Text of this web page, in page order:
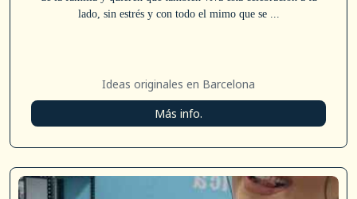
lado, sin estrés y con todo el mimo que se ...
Ideas originales en Barcelona
Más info.